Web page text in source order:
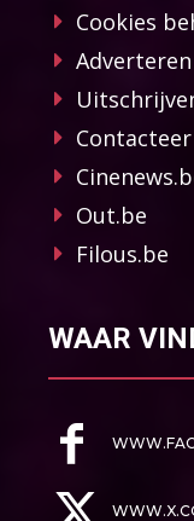
Cookies
Adverteren
Out.be
Filous.be
WAAR